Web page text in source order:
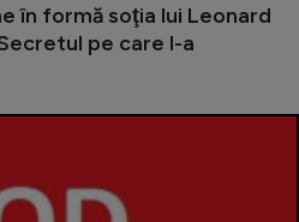
în formă soţia lui Leonard
pe care l-a